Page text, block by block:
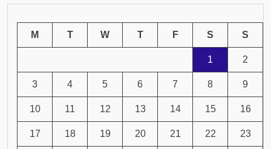
M T W T F S S
1 2
3 4 5 6 7 8 9
10 11 12 13 14 15 16
17 18 19 20 21 22 23